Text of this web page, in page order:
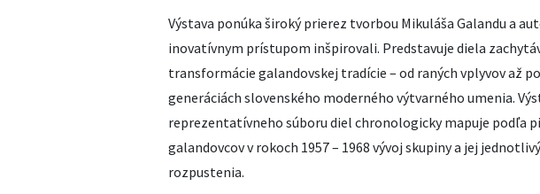
Výstava ponúka široký prierez tvorbou Mikuláša Galandu a
inovatívnym prístupom inšpirovali. Predstavuje diela
transformácie galandovskej tradície – od raných vplyvov až
generáciách slovenského moderného výtvarného umenia.
reprezentatívneho súboru diel chronologicky mapuje podľa
galandovcov v rokoch 1957 – 1968 vývoj skupiny a jej
rozpustenia.